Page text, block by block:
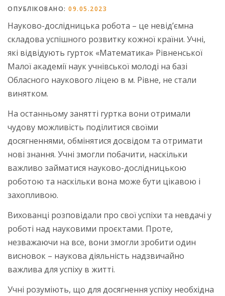
ОПУБЛІКОВАНО: 09.05.2023
Науково-дослідницька робота – це невід’ємна
складова успішного розвитку кожної країни. Учні,
які відвідують гурток «Математика» Рівненської
Малої академії наук учнівської молоді на базі
Обласного наукового ліцею в м. Рівне, не стали
винятком.
На останньому занятті гуртка вони отримали
чудову можливість поділитися своїми
досягненнями, обмінятися досвідом та отримати
нові знання. Учні змогли побачити, наскільки
важливо займатися науково-дослідницькою
роботою та наскільки вона може бути цікавою і
захопливою.
Вихованці розповідали про свої успіхи та невдачі у
роботі над науковими проєктами. Проте,
незважаючи на все, вони змогли зробити один
висновок – наукова діяльність надзвичайно
важлива для успіху в житті.
Учні розуміють, що для досягнення успіху необхідна